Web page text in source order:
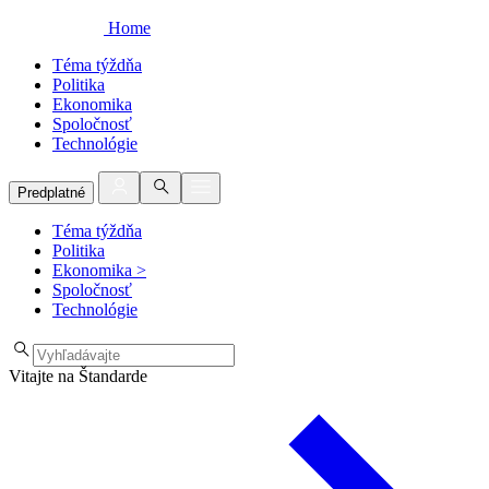
Home
Téma týždňa
Politika
Ekonomika
Spoločnosť
Technológie
Predplatné
Téma týždňa
Politika
Ekonomika >
Spoločnosť
Technológie
Vitajte na Štandarde